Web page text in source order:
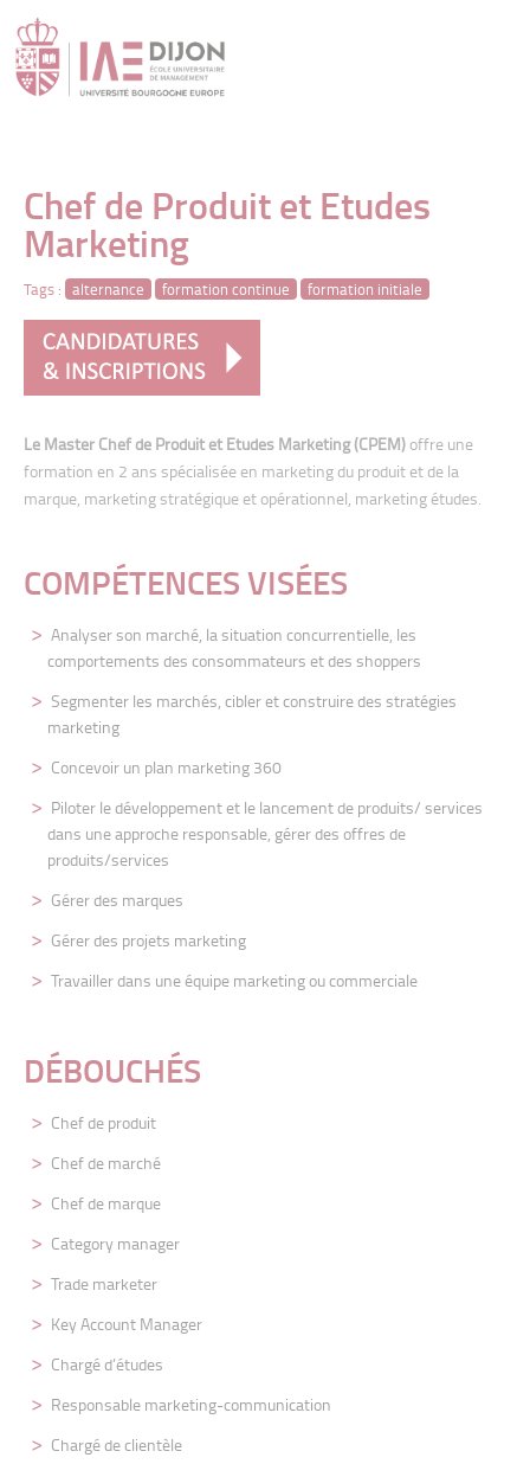
Chef de Produit et Etudes
Marketing
Tags : alternance formation continue formation initiale
Le Master Chef de Produit et Etudes Marketing (CPEM) offre une
formation en 2 ans spécialisée en marketing du produit et de la
marque, marketing stratégique et opérationnel, marketing études.
COMPÉTENCES VISÉES
Analyser son marché, la situation concurrentielle, les
comportements des consommateurs et des shoppers
Segmenter les marchés, cibler et construire des stratégies
marketing
Concevoir un plan marketing 360
Piloter le développement et le lancement de produits/ services
dans uneapproche responsable, gérer des offres de
produits/services
Gérer des marques
Gérer des projets marketing
Travailler dans une équipe marketing ou commerciale
DÉBOUCHÉS
Chef de produit
Chef de marché
Chef de marque
Category manager
Trade marketer
Key Account Manager
Chargé d’études
Responsable marketing-communication
Chargé de clientèle